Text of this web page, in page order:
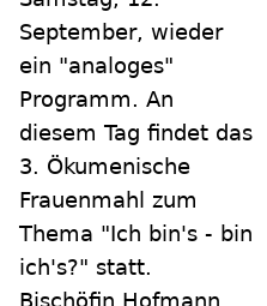
September, wieder
ein "analoges"
Programm. An
diesem Tag findet das
3. Ökumenische
Frauenmahl zum
Thema "Ich bin's - bin
ich's?" statt.